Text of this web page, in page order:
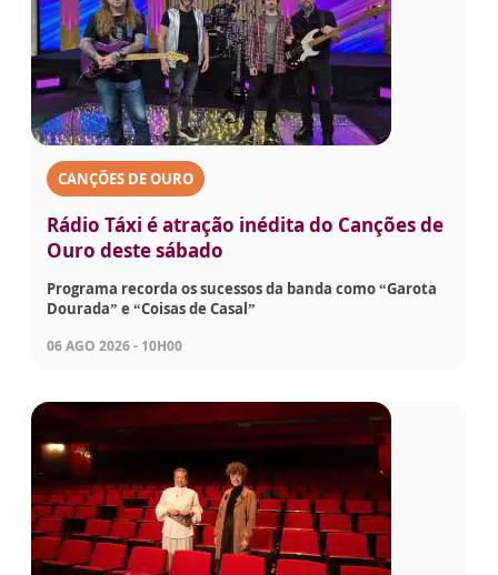
CANÇÕES DE OURO
Rádio Táxi é atração inédita do Canções de
Ouro deste sábado
Programa recorda os sucessos da banda como “Garota
Dourada” e “Coisas de Casal”
06 AGO 2026 - 10H00